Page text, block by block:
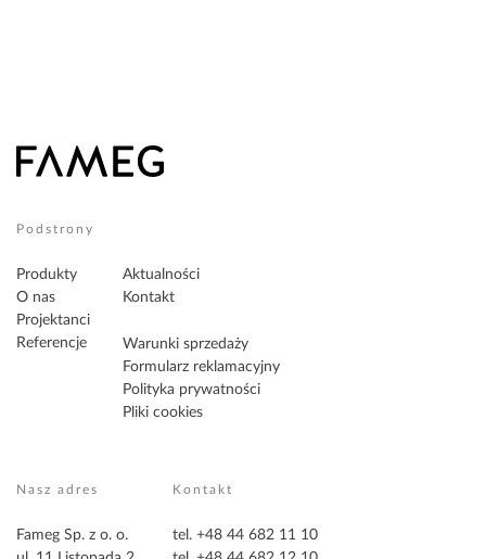
Podstrony
Produkty
O nas
Projektanci
Referencje
Aktualności
Kontakt
Warunki sprzedaży
Formularz reklamacyjny
Polityka prywatności
Pliki cookies
Nasz adres
Fameg Sp. z o. o.
Kontakt
tel. +48 44 682 11 10